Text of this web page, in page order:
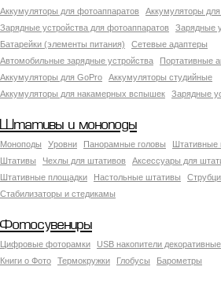
Аккумуляторы для фотоаппаратов
Аккумуляторы
Зарядные устройства для фотоаппаратов
Зарядные
Батарейки (элементы питания)
Сетевые адаптеры
Автомобильные зарядные устройства
Портативные
Аккумуляторы для GoPro
Аккумуляторы студийные
Аккумуляторы для накамерных вспышек
Зарядные
Штативы и моноподы
Моноподы Уровни Панорамные головы Штативные
Штативы
Чехлы для штативов
Аксессуары для
Штативные площадки
Настольные штативы
Стабилизаторы и стедикамы
Фотосувениры
Цифровые фоторамки USB накопители декоративные
Книги о Фото
Термокружки Глобусы Барометры